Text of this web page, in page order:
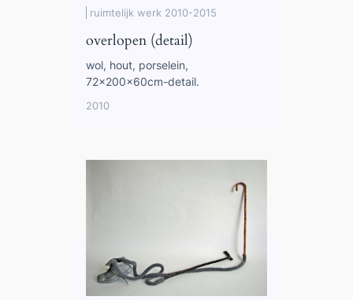
ruimtelijk werk 2010-2015
overlopen (detail)
wol, hout, porselein,
72x200x60cm-detail.
2010